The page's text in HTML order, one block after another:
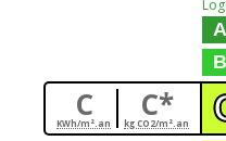
C
KWh/m².an C*
kg CO2/m².an
A
B